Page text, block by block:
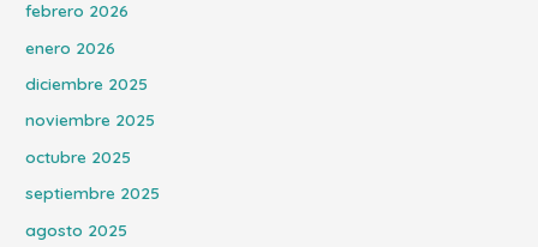
febrero 2026
enero 2026
diciembre 2025
noviembre 2025
octubre 2025
septiembre 2025
agosto 2025